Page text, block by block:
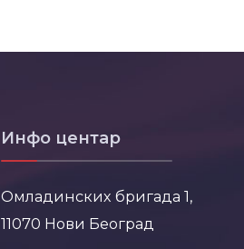
Инфо центар
Омладинских бригада 1,
11070 Нови Београд